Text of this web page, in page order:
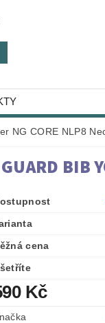
NG CORE NLP8
BIB
cena
Kč